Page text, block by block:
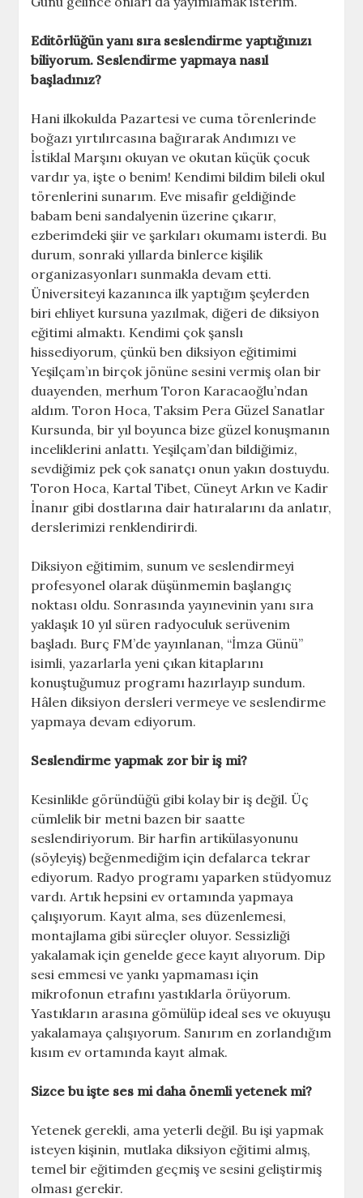
Editörlüğün yanı sıra seslendirme yaptığınızı
biliyorum. Seslendirme yapmaya nasıl
başladınız?
Hani ilkokulda Pazartesi ve cuma törenlerinde
boğazı yırtılırcasına bağırarak Andımızı ve
İstiklal Marşını okuyan ve okutan küçük çocuk
vardır ya, işte o benim! Kendimi bildim bileli okul
törenlerini sunarım. Eve misafir geldiğinde
babam beni sandalyenin üzerine çıkarır,
ezberimdeki şiir ve şarkıları okumamı isterdi. Bu
durum, sonraki yıllarda binlerce kişilik
organizasyonları sunmakla devam etti.
Üniversiteyi kazanınca ilk yaptığım şeylerden
biri ehliyet kursuna yazılmak, diğeri de diksiyon
eğitimi almaktı. Kendimi çok şanslı
hissediyorum, çünkü ben diksiyon eğitimimi
Yeşilçam’ın birçok jönüne sesini vermiş olan bir
duayenden, merhum Toron Karacaoğlu’ndan
aldım. Toron Hoca, Taksim Pera Güzel Sanatlar
Kursunda, bir yıl boyunca bize güzel konuşmanın
inceliklerini anlattı. Yeşilçam’dan bildiğimiz,
sevdiğimiz pek çok sanatçı onun yakın dostuydu.
Toron Hoca, Kartal Tibet, Cüneyt Arkın ve Kadir
İnanır gibi dostlarına dair hatıralarını da anlatır,
derslerimizi renklendirirdi.
Diksiyon eğitimim, sunum ve seslendirmeyi
profesyonel olarak düşünmemin başlangıç
noktası oldu. Sonrasında yayınevinin yanı sıra
yaklaşık 10 yıl süren radyoculuk serüvenim
başladı. Burç FM’de yayınlanan, “İmza Günü”
isimli, yazarlarla yeni çıkan kitaplarını
konuştuğumuz programı hazırlayıp sundum.
Hâlen diksiyon dersleri vermeye ve seslendirme
yapmaya devam ediyorum.
Seslendirme yapmak zor bir iş mi?
Kesinlikle göründüğü gibi kolay bir iş değil. Üç
cümlelik bir metni bazen bir saatte
seslendiriyorum. Bir harfin artikülasyonunu
(söyleyiş) beğenmediğim için defalarca tekrar
ediyorum. Radyo programı yaparken stüdyomuz
vardı. Artık hepsini ev ortamında yapmaya
çalışıyorum. Kayıt alma, ses düzenlemesi,
montajlama gibi süreçler oluyor. Sessizliği
yakalamak için genelde gece kayıt alıyorum. Dip
sesi emmesi ve yankı yapmaması için
mikrofonun etrafını yastıklarla örüyorum.
Yastıkların arasına gömülüp ideal ses ve okuyuşu
yakalamaya çalışıyorum. Sanırım en zorlandığım
kısım ev ortamında kayıt almak.
Sizce bu işte ses mi daha önemli yetenek mi?
Yetenek gerekli, ama yeterli değil. Bu işi yapmak
isteyen kişinin, mutlaka diksiyon eğitimi almış,
temel bir eğitimden geçmiş ve sesini geliştirmiş
olması gerekir.